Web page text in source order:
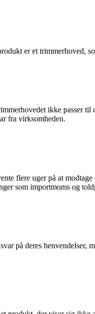
er et trimmerhoved,
ikke passer
fra virksomheden.
flere uger på at
som importmoms og
på deres henvendelser,